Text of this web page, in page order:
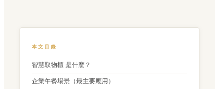
本文目錄
智慧取物櫃 是什麼？
企業午餐場景（最主要應用）